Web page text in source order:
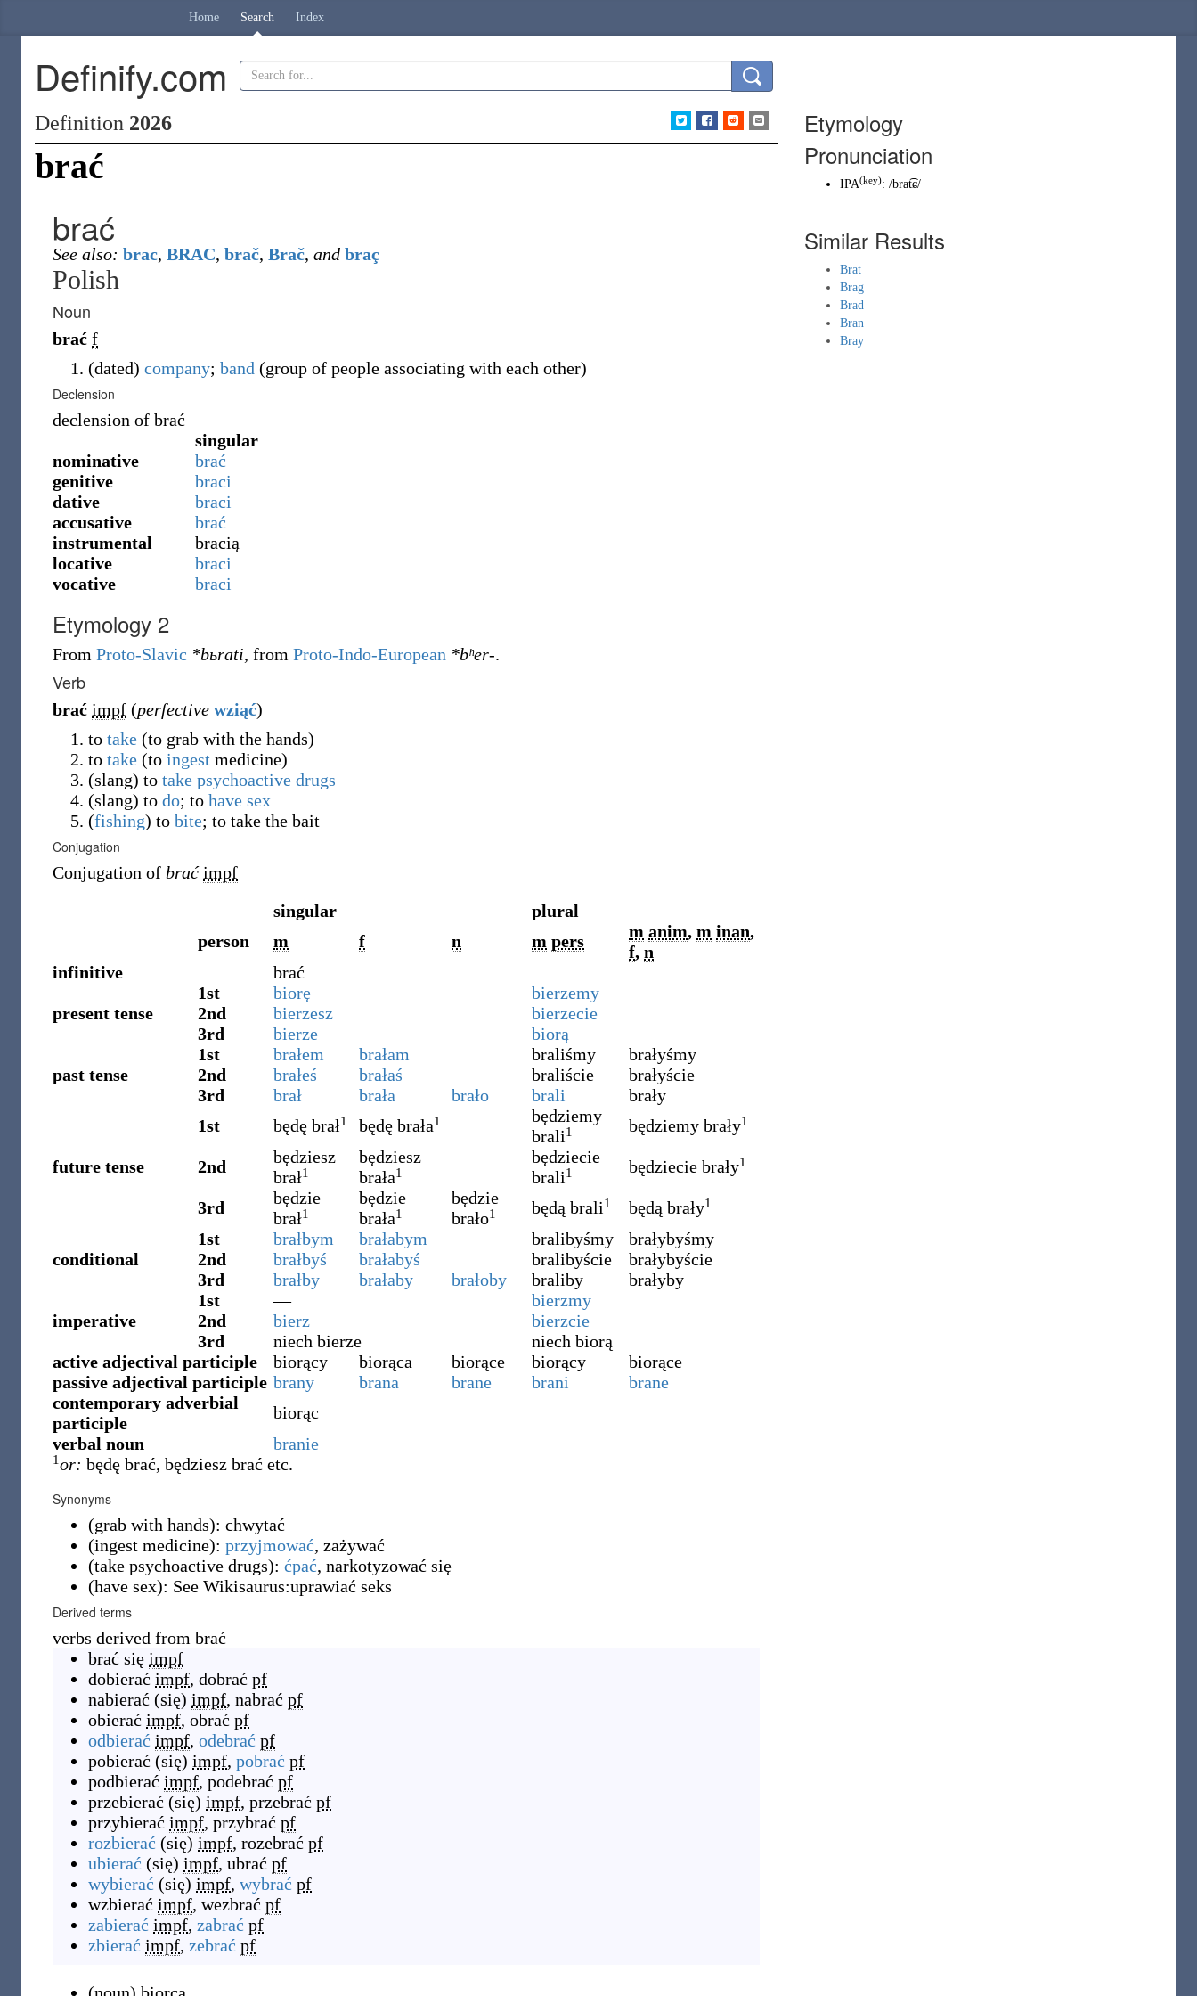
Home Search Index
Definify.com
Definition 2026
brać
brać
See also: brac, BRAC, brač, Brač, and braç
Polish
Noun
brać f
(dated) company; band (group of people associating with each other)
Declension
declension of brać
singular
nominative
brać
genitive
braci
dative
braci
accusative
brać
instrumental
bracią
locative
braci
vocative
braci
Etymology 2
From Proto-Slavic *bьrati, from Proto-Indo-European *bʰer-.
Verb
brać impf (perfective wziąć)
to take (to grab with the hands)
to take (to ingest medicine)
(slang) to take psychoactive drugs
(slang) to do; to have sex
(fishing) to bite; to take the bait
Conjugation
Conjugation of brać impf
singular
plural
person
m f n m pers m anim, m inan,
f, n
infinitive
brać
present tense
1st biorę
bierzemy
2nd
bierzesz
bierzecie
3rd
bierze biorą
past tense
1st brałem brałam braliśmy
brałyśmy
2nd
brałeś brałaś braliście
brałyście
3rd
brał brała brało brali brały
future tense
1st będę brał1 będę brała1
będziemy
brali1 będziemy brały1
2nd
będziesz
brał1
będziesz
brała1
będziecie
brali1 będziecie brały1
3rd
będzie
brał1
będzie
brała1
będzie
brało1 będą brali1 będą brały1
conditional
1st brałbym brałabym bralibyśmy
brałybyśmy
2nd
brałbyś brałabyś bralibyście
brałybyście
3rd
brałby brałaby brałoby braliby brałyby
imperative
1st —
bierzmy
2nd
bierz
bierzcie
3rd
niech bierze
niech biorą
active adjectival participle
biorący biorąca biorące biorący
biorące
passive adjectival participle brany brana brane brani
brane
contemporary adverbial
participle
biorąc
verbal noun
branie
1or: będę brać, będziesz brać etc.
Synonyms
(grab with hands): chwytać
(ingest medicine): przyjmować, zażywać
(take psychoactive drugs): ćpać, narkotyzować się
(have sex): See Wikisaurus:uprawiać seks
Derived terms
verbs derived from brać
brać się impf
dobierać impf, dobrać pf
nabierać (się) impf, nabrać pf
obierać impf, obrać pf
odbierać impf, odebrać pf
pobierać (się) impf, pobrać pf
podbierać impf, podebrać pf
przebierać (się) impf, przebrać pf
przybierać impf, przybrać pf
rozbierać (się) impf, rozebrać pf
ubierać (się) impf, ubrać pf
wybierać (się) impf, wybrać pf
wzbierać impf, wezbrać pf
zabierać impf, zabrać pf
zbierać impf, zebrać pf
Etymology
Pronunciation
IPA(key): /brat͡ɕ/
Similar Results
Brat
Brag
Brad
Bran
Bray